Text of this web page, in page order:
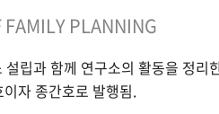
PLANNING
립과 함께 연구소의 활동을 정
자 종간호로 발행됨.